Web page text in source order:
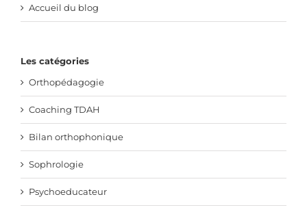
Accueil du blog
Les catégories
Orthopédagogie
Coaching TDAH
Bilan orthophonique
Sophrologie
Psychoeducateur